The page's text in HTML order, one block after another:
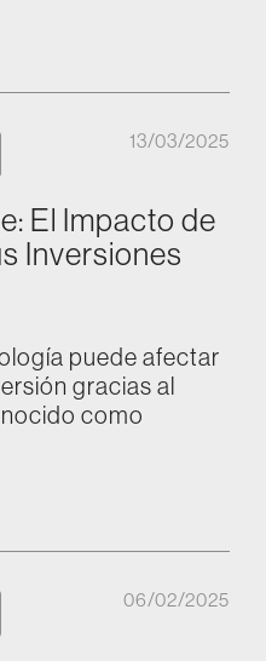
13/03/2025
El Impacto de
Inversiones
puede afectar
gracias al
como
06/02/2025